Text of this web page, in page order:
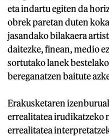
eta indartu egiten da
obrek paretan duten
jasandako bilakaera
daitezke, finean, medio
sortutako lanek
bereganatzen baitute
Erakusketaren
errealitatea irudikatzeko
errealitatea